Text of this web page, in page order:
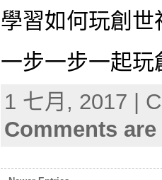
學習如何玩創
一步一步一起
1 七月, 2017 |
Comments